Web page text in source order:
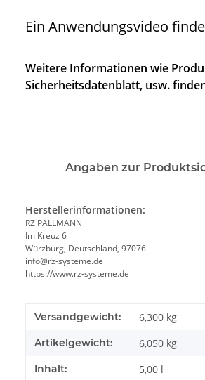
Ein Anwendungsvideo
Weitere Informationen wie
Sicherheitsdatenblatt, usw.
Angaben zur
Herstellerinformationen:
RZ PALLMANN
Im Kreuz 6
Würzburg, Deutschland, 97076
info@rz-systeme.de
https://www.rz-systeme.de
Produkteigenschaft
Wert
Versandgewicht: 6,300 kg
Artikelgewicht: 6,050 kg
Inhalt: 5,00 l